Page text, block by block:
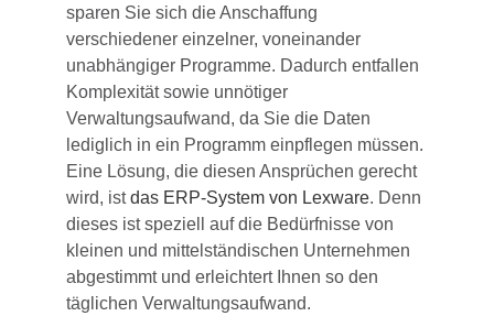
sparen Sie sich die Anschaffung
verschiedener einzelner, voneinander
unabhängiger Programme. Dadurch entfallen
Komplexität sowie unnötiger
Verwaltungsaufwand, da Sie die Daten
lediglich in ein Programm einpflegen müssen.
Eine Lösung, die diesen Ansprüchen gerecht
wird, istdas ERP-System von Lexware. Denn
dieses ist speziell auf die Bedürfnisse von
kleinen und mittelständischen Unternehmen
abgestimmt und erleichtert Ihnen so den
täglichen Verwaltungsaufwand.